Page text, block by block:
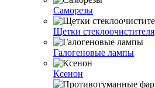
Саморезы
Щетки стеклоочистителя
Галогеновые лампы
Ксенон